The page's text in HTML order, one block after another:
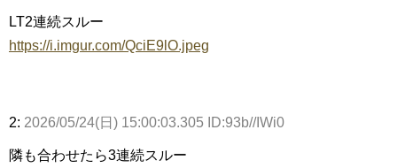
LT2連続スルー
https://i.imgur.com/QciE9lO.jpeg
2: 2026/05/24(日) 15:00:03.305 ID:93b//IWi0
隣も合わせたら3連続スルー